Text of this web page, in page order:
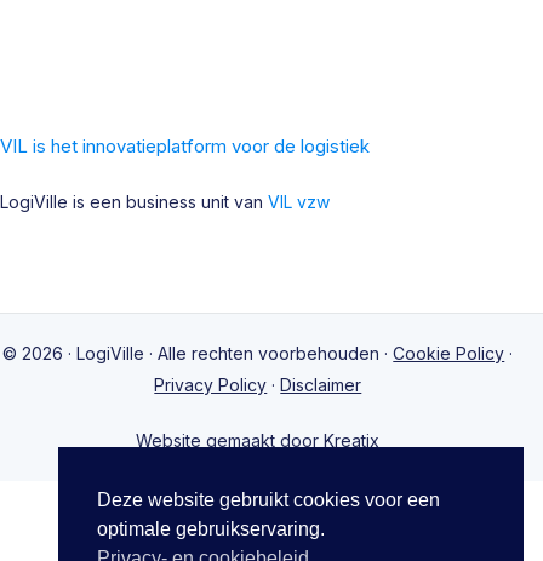
VIL is het innovatieplatform voor de logistiek
LogiVille is een business unit van VIL vzw
© 2026 · LogiVille · Alle rechten voorbehouden ·Cookie Policy ·
Privacy Policy · Disclaimer
Website gemaakt door Kreatix
Deze website gebruikt cookies voor een
optimale gebruikservaring.